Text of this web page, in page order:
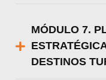
MÓDULO 7.
DESTINOS